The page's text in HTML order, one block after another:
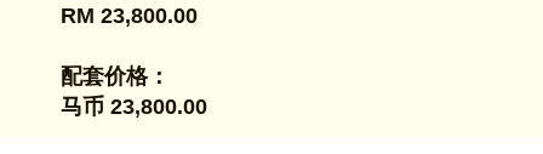
RM 23,800.00
配套价格：
马币 23,800.00